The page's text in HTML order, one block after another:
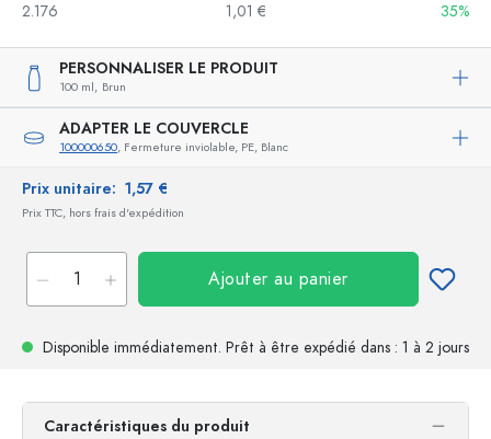
2.176
1,01 € 35%
PERSONNALISER LE PRODUIT
100 ml, Brun
ADAPTER LE COUVERCLE
100000650, Fermeture inviolable, PE, Blanc
Prix unitaire: 1,57 €
Prix TTC, hors frais d'expédition
Ajouter au panier
Disponible immédiatement. Prêt à être expédié dans : 1 à 2 jours
Caractéristiques du produit